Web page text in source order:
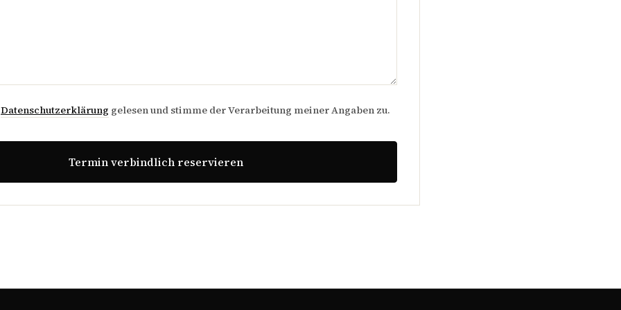
Datenschutzerklärung gelesen und stimme der Verarbeitung meiner Angaben zu.
Termin verbindlich reservieren